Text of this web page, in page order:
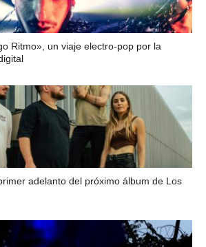
Ritmo», un viaje electro-pop por la
adelanto del próximo álbum de Los